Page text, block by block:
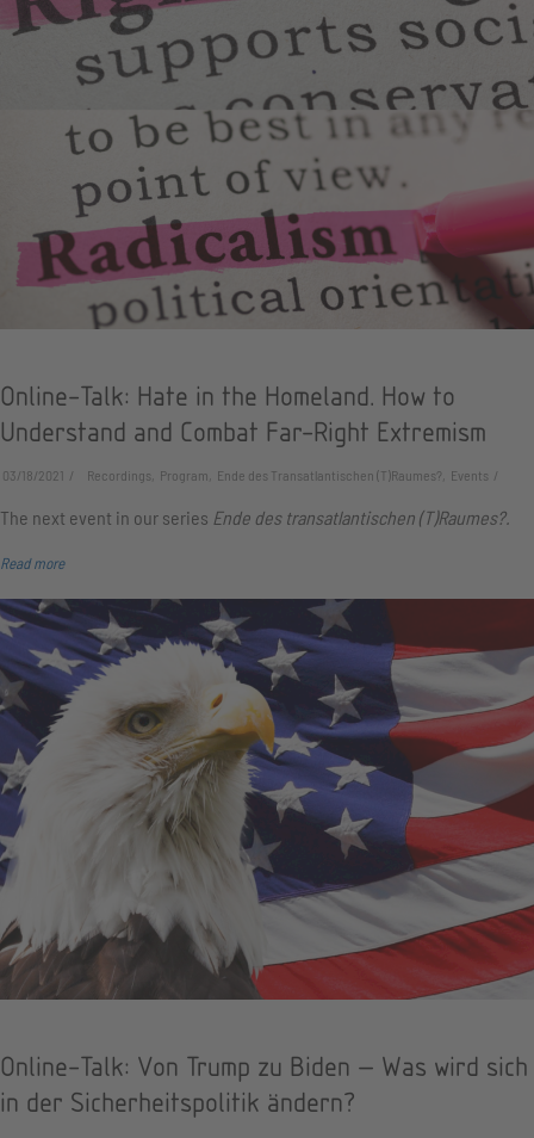
Online-Talk: Hate in the Homeland. How to
Understand and Combat Far-Right Extremism
03/18/2021 Recordings, Program, Ende des Transatlantischen (T)Raumes?, Events
The next event in our series Ende des transatlantischen (T)Raumes?.
Read more
Online-Talk: Von Trump zu Biden — Was wird sich
in der Sicherheitspolitik ändern?